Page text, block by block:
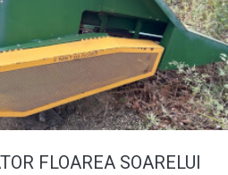
FLOAREA SOARELUI